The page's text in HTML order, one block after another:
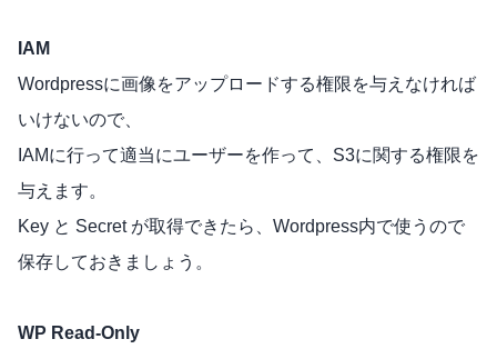
IAM
Wordpressに画像をアップロードする権限を与えなければ
いけないので、
IAMに行って適当にユーザーを作って、S3に関する権限を
与えます。
Key と Secret が取得できたら、Wordpress内で使うので
保存しておきましょう。
WP Read-Only